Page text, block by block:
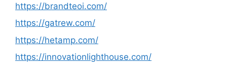
https://brandteoi.com/
https://gatrew.com/
https://hetamp.com/
https://innovationlighthouse.com/